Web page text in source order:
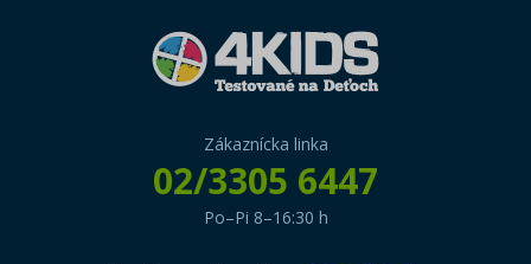
Zákaznícka linka
02/3305 6447
Po–Pi 8–16:30 h